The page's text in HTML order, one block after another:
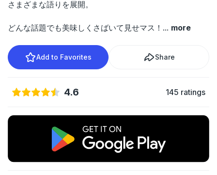
さまざまな語りを展開。
どんな話題でも美味しくさばいて見せマス！ ... more
Add to Favorites Share
4.6 145 ratings